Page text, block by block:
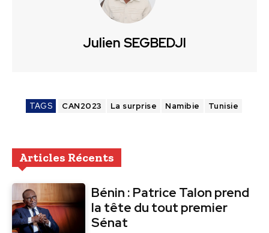
Julien SEGBEDJI
TAGS CAN2023 La surprise Namibie Tunisie
Articles Récents
Bénin : Patrice Talon prend
la tête du tout premier
Sénat